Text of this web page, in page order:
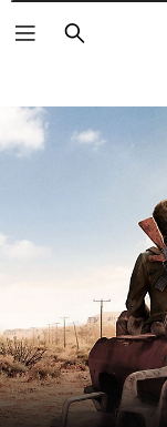
Buscar